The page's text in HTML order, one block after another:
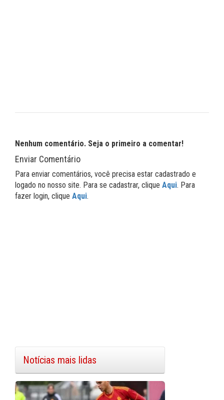
Nenhum comentário. Seja o primeiro a comentar!
Enviar Comentário
Para enviar comentários, você precisa estar cadastrado e
logado no nosso site. Para se cadastrar, clique Aqui. Para
fazer login, clique Aqui.
Notícias mais lidas